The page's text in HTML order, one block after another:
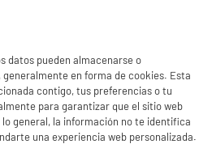
datos pueden almacenarse o
en forma de cookies. Esta
contigo, tus preferencias o tu
para garantizar que el sitio web
general, la información no te identifica
una experiencia web personalizada.